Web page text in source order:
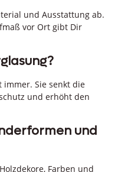
und Ausstattung ab.
vor Ort gibt Dir
immer. Sie senkt die
und erhöht den
und
Farben und